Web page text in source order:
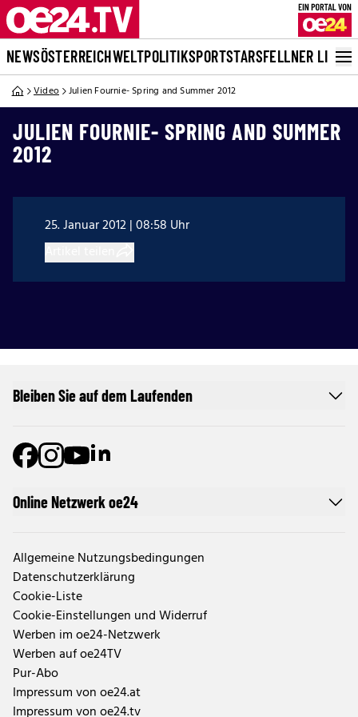
NEWSÖSTERREICHWELTPOLITIKSPORTSTARSFELLNER LIVE
Video Julien Fournie- Spring and Summer 2012
JULIEN FOURNIE- SPRING AND SUMMER
2012
25. Januar 2012 | 08:58 Uhr
Online Netzwerk oe24
Allgemeine Nutzungsbedingungen
Datenschutzerklärung
Cookie-Liste
Cookie-Einstellungen und Widerruf
Werben im oe24-Netzwerk
Werben auf oe24TV
Pur-Abo
Impressum von oe24.at
Impressum von oe24.tv
Bleiben Sie auf dem Laufenden